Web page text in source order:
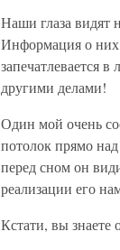
Наши глаза видят
Информация о них
запечатлевается
другими делами!
Один мой очень
потолок прямо
перед сном он
реализации его
Кстати, вы знаете